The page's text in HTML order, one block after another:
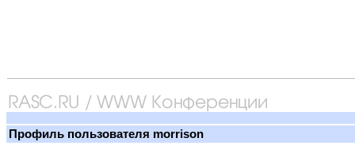
Профиль пользователя morrison